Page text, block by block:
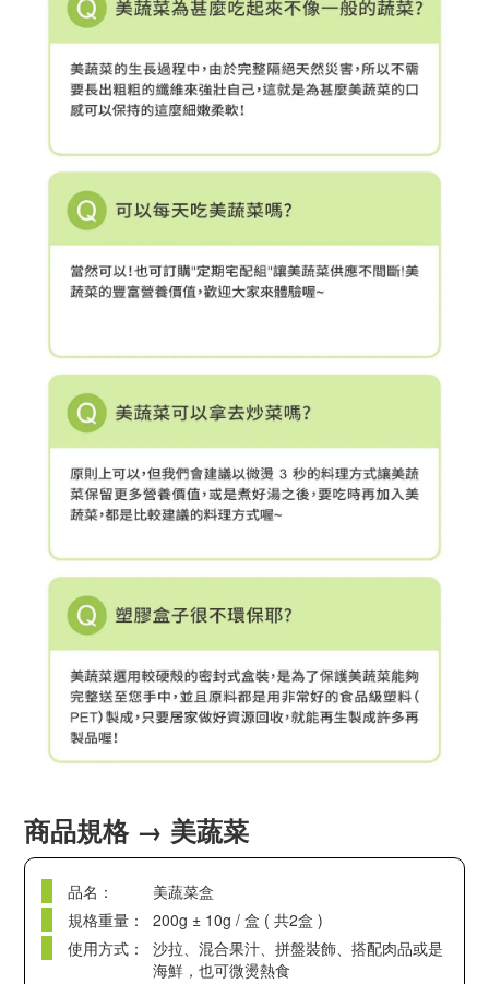
商品規格 → 美蔬菜
品名：
美蔬菜盒
規格重量：
200g ± 10g / 盒 ( 共2盒 )
使用方式：
沙拉、混合果汁、拼盤裝飾、搭配肉品或是
海鮮，也可微燙熱食